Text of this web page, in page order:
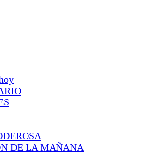
DE LA MAÑANA